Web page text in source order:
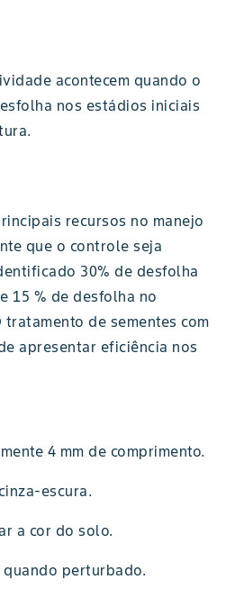
acontecem quando o
nos estádios iniciais
recursos no manejo
que o controle seja
30% de desfolha
15 % de desfolha no
de sementes com
apresentar eficiência nos
4 mm de comprimento.
escura.
a cor do solo.
perturbado.